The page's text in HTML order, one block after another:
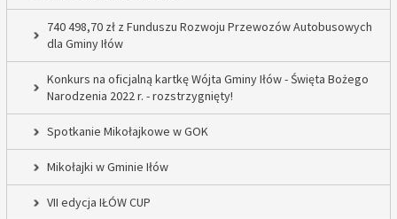
740 498,70 zł z Funduszu Rozwoju Przewozów Autobusowych
dla Gminy Iłów
Konkurs na oficjalną kartkę Wójta Gminy Iłów - Święta Bożego
Narodzenia 2022 r. - rozstrzygnięty!
Spotkanie Mikołajkowe w GOK
Mikołajki w Gminie Iłów
VII edycja IŁÓW CUP